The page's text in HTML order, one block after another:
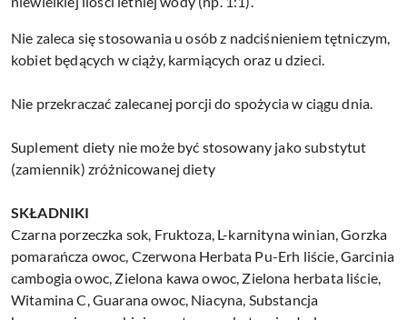
Nie zaleca się stosowania u osób z nadciśnieniem tętniczym,
kobiet będących w ciąży, karmiących oraz u dzieci.
Nie przekraczać zalecanej porcji do spożycia w ciągu dnia.
Suplement diety nie może być stosowany jako substytut
(zamiennik) zróżnicowanej diety
SKŁADNIKI
Czarna porzeczka sok, Fruktoza, L-karnityna winian, Gorzka
pomarańcza owoc, Czerwona Herbata Pu-Erh liście, Garcinia
cambogia owoc, Zielona kawa owoc, Zielona herbata liście,
Witamina C, Guarana owoc, Niacyna, Substancja